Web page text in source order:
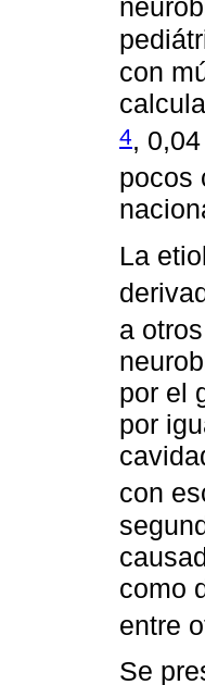
con
4,
pocos
La
a
por el
por
con
como
entre
Se